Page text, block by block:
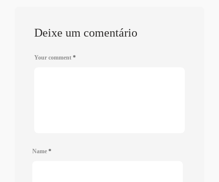
Deixe um comentário
Your comment *
Name *